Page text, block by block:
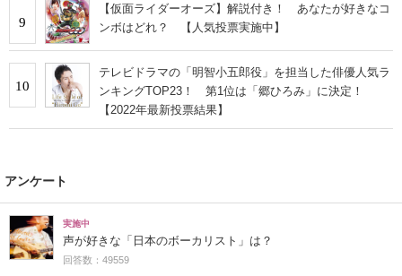
9
【仮面ライダーオーズ】解説付き！ あなたが好きなコ
ンボはどれ？ 【人気投票実施中】
10
テレビドラマの「明智小五郎役」を担当した俳優人気ラ
ンキングTOP23！ 第1位は「郷ひろみ」に決定！
【2022年最新投票結果】
アンケート
実施中
声が好きな「日本のボーカリスト」は？
回答数：49559